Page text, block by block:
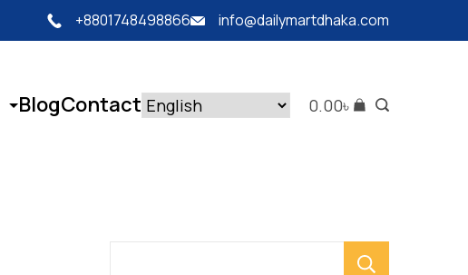
+8801748498866 info@dailymartdhaka.com
BlogContact 0.00৳